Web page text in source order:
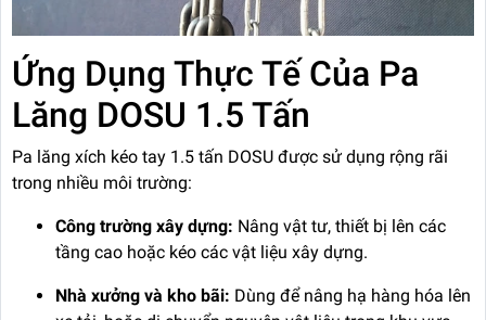
Ứng Dụng Thực Tế Của Pa
Lăng DOSU 1.5 Tấn
Pa lăng xích kéo tay 1.5 tấn DOSU được sử dụng rộng rãi
trong nhiều môi trường:
Công trường xây dựng: Nâng vật tư, thiết bị lên các
tầng cao hoặc kéo các vật liệu xây dựng.
Nhà xưởng và kho bãi: Dùng để nâng hạ hàng hóa lên